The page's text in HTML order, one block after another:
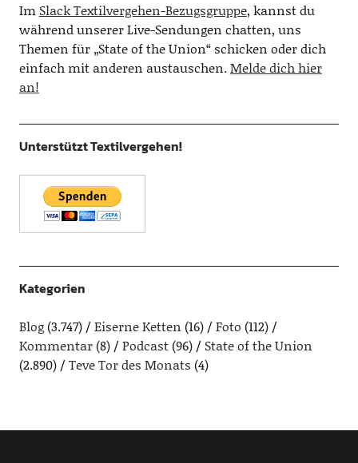
Im Slack Textilvergehen-Bezugsgruppe, kannst du
während unserer Live-Sendungen chatten, uns
Themen für „State of the Union“ schicken oder dich
einfach mit anderen austauschen.Melde dich hier
an!
Unterstützt Textilvergehen!
Kategorien
Blog(3.747) Eiserne Ketten (16) Foto (112)
Kommentar(8) Podcast(96)
State of the Union
(2.890)
Teve Tor des Monats (4)